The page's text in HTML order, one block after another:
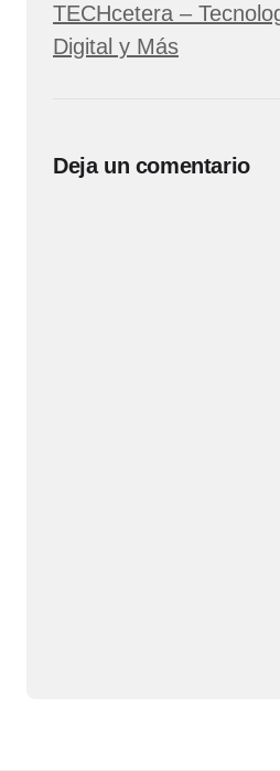
TECHcetera –
Digital y Más
Deja un comentario